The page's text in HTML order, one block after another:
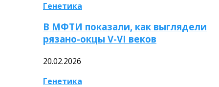
Генетика
В МФТИ показали, как выглядели
рязано-окцы V-VI веков
20.02.2026
Генетика